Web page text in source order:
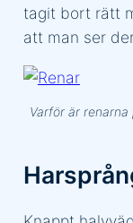
tagit bort rätt
att man ser
Varför är